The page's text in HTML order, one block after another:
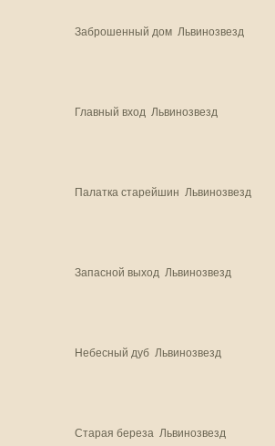
Заброшенный дом Львинозвезд
Главный вход Львинозвезд
Палатка старейшин Львинозвезд
Запасной выход Львинозвезд
Небесный дуб Львинозвезд
Старая береза Львинозвезд